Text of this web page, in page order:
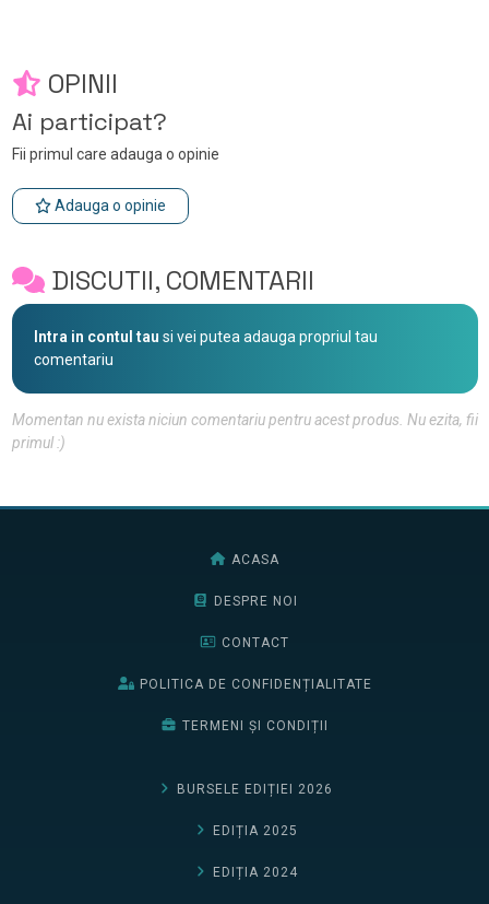
OPINII
Ai participat?
Fii primul care adauga o opinie
Adauga o opinie
DISCUTII, COMENTARII
Intra in contul tau si vei putea adauga propriul tau
comentariu
Momentan nu exista niciun comentariu pentru acest produs. Nu ezita, fii
primul :)
ACASA
DESPRE NOI
CONTACT
POLITICA DE CONFIDENȚIALITATE
TERMENI ȘI CONDIȚII
BURSELE EDIȚIEI 2026
EDIȚIA 2025
EDIȚIA 2024